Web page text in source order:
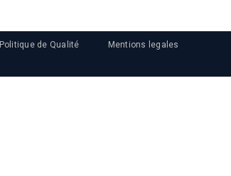
Politique de Qualité
Mentions legales